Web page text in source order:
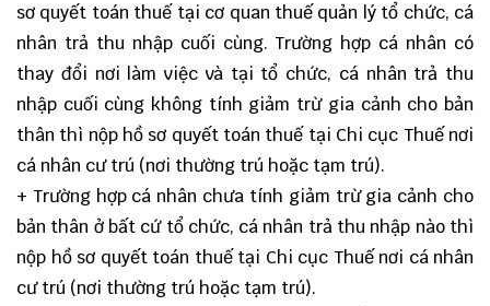
sơ quyết toán thuế tại cơ quan thuế quản lý tổ chức, cá
nhân trả thu nhập cuối cùng. Trường hợp cá nhân có
thay đổi nơi làm việc và tại tổ chức, cá nhân trả thu
nhập cuối cùng không tính giảm trừ gia cảnh cho bản
thân thì nộp hồ sơ quyết toán thuế tại Chi cục Thuế nơi
cá nhân cư trú (nơi thường trú hoặc tạm trú).
+ Trường hợp cá nhân chưa tính giảm trừ gia cảnh cho
bản thân ở bất cứ tổ chức, cá nhân trả thu nhập nào thì
nộp hồ sơ quyết toán thuế tại Chi cục Thuế nơi cá nhân
cư trú (nơi thường trú hoặc tạm trú).